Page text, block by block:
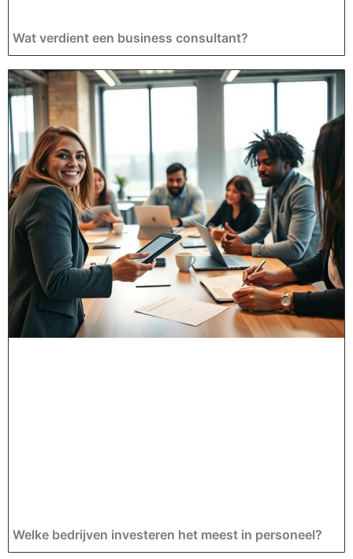
Wat verdient een business consultant?
Welke bedrijven investeren het meest in personeel?